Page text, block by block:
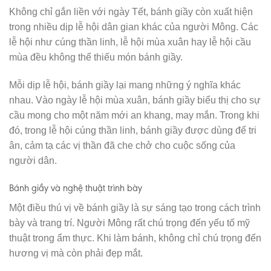
Không chỉ gắn liền với ngày Tết, bánh giầy còn xuất hiện
trong nhiều dịp lễ hội dân gian khác của người Mông. Các
lễ hội như cúng thần linh, lễ hội mùa xuân hay lễ hội cầu
mùa đều không thể thiếu món bánh giầy.
Mỗi dịp lễ hội, bánh giầy lại mang những ý nghĩa khác
nhau. Vào ngày lễ hội mùa xuân, bánh giầy biểu thị cho sự
cầu mong cho một năm mới an khang, may mắn. Trong khi
đó, trong lễ hội cúng thần linh, bánh giầy được dùng để tri
ân, cảm tạ các vị thần đã che chở cho cuộc sống của
người dân.
Bánh giầy và nghệ thuật trình bày
Một điều thú vị về bánh giầy là sự sáng tạo trong cách trình
bày và trang trí. Người Mông rất chú trọng đến yếu tố mỹ
thuật trong ẩm thực. Khi làm bánh, không chỉ chú trọng đến
hương vị mà còn phải đẹp mắt.